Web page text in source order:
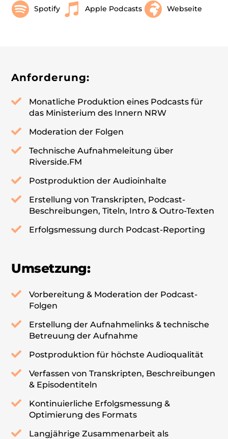
Spotify Apple Podcasts Webseite
Anforderung:
Monatliche Produktion eines Podcasts für
das Ministerium des Innern NRW
Moderation der Folgen
Technische Aufnahmeleitung über
Riverside.FM
Postproduktion der Audioinhalte
Erstellung von Transkripten, Podcast-
Beschreibungen, Titeln, Intro & Outro-Texten
Erfolgsmessung durch Podcast-Reporting
Umsetzung:
Vorbereitung & Moderation der Podcast-
Folgen
Erstellung der Aufnahmelinks & technische
Betreuung der Aufnahme
Postproduktion für höchste Audioqualität
Verfassen von Transkripten, Beschreibungen
& Episodentiteln
Kontinuierliche Erfolgsmessung &
Optimierung des Formats
Langjährige Zusammenarbeit als